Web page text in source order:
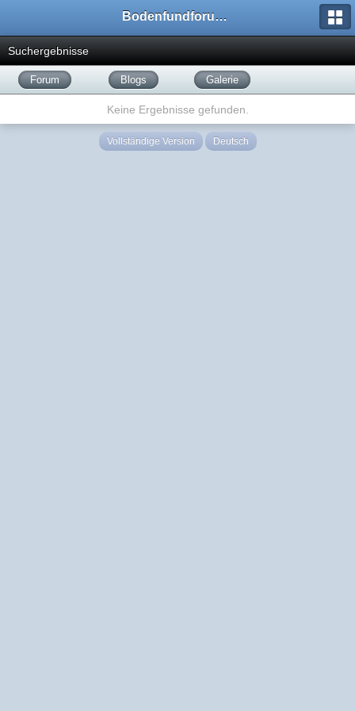
Bodenfundforum.com
Suchergebnisse
Forum Blogs Galerie
Keine Ergebnisse gefunden.
Vollständige Version Deutsch